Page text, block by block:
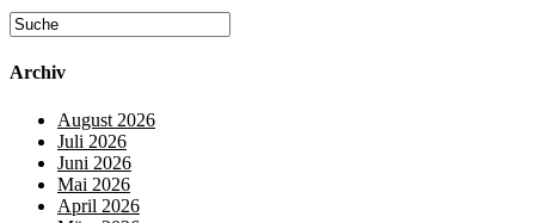
Archiv
August 2026
Juli 2026
Juni 2026
Mai 2026
April 2026